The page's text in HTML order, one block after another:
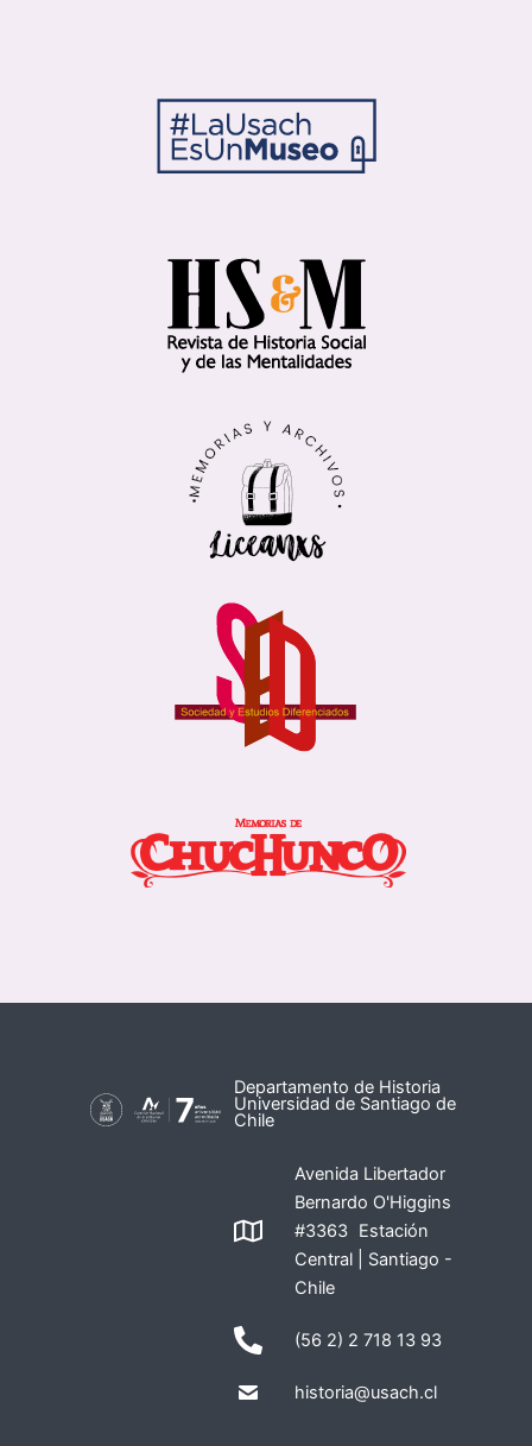
Departamento de Historia
Universidad de Santiago de
Chile
Avenida Libertador
Bernardo O'Higgins
#3363 Estación
Central | Santiago -
Chile
(56 2) 2 718 13 93
historia@usach.cl